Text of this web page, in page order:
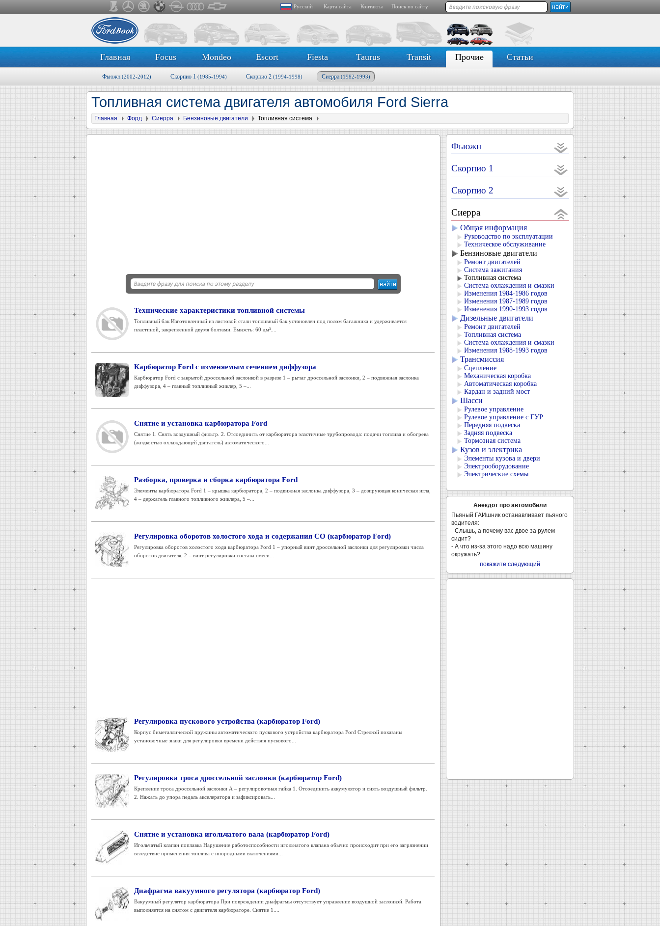
Русский Карта сайта Контакты Поиск по сайту
Главная Focus Mondeo Escort Fiesta Taurus Transit Прочие Статьи
Фьюжн (2002-2012) Скорпио 1 (1985-1994) Скорпио 2 (1994-1998) Сиерра (1982-1993)
Топливная система двигателя автомобиля Ford Sierra
Главная Форд Сиерра Бензиновые двигатели Топливная система
Технические характеристики топливной системы
Топливный бак Изготовленный из листовой стали топливный бак установлен под полом багажника и удерживается
пластиной, закрепленной двумя болтами. Емкость: 60 дм³....
Карбюратор Ford с изменяемым сечением диффузора
Карбюратор Ford с закрытой дроссельной заслонкой в разрезе 1 – рычаг дроссельной заслонки, 2 – подвижная заслонка
диффузора, 4 – главный топливный жиклер, 5 –...
Снятие и установка карбюратора Ford
Снятие 1. Снять воздушный фильтр. 2. Отсоединить от карбюратора эластичные трубопровода: подачи топлива и обогрева
(жидкостью охлаждающей двигатель) автоматического...
Разборка, проверка и сборка карбюратора Ford
Элементы карбюратора Ford 1 – крышка карбюратора, 2 – подвижная заслонка диффузора, 3 – дозирующая коническая игла,
4 – держатель главного топливного жиклера, 5 –...
Регулировка оборотов холостого хода и содержания СО (карбюратор Ford)
Регулировка оборотов холостого хода карбюратора Ford 1 – упорный винт дроссельной заслонки для регулировки числа
оборотов двигателя, 2 – винт регулировки состава смеси...
Регулировка пускового устройства (карбюратор Ford)
Корпус биметаллической пружины автоматического пускового устройства карбюратора Ford Стрелкой показаны
установочные знаки для регулировки времени действия пускового...
Регулировка троса дроссельной заслонки (карбюратор Ford)
Крепление троса дроссельной заслонки А – регулировочная гайка 1. Отсоединить аккумулятор и снять воздушный фильтр.
2. Нажать до упора педаль акселератора и зафиксировать...
Снятие и установка игольчатого вала (карбюратор Ford)
Игольчатый клапан поплавка Нарушение работоспособности игольчатого клапана обычно происходит при его загрязнении
вследствие применения топлива с инородными включениями...
Диафрагма вакуумного регулятора (карбюратор Ford)
Вакуумный регулятор карбюратора При повреждении диафрагмы отсутствует управление воздушной заслонкой. Работа
выполняется на снятом с двигателя карбюраторе. Снятие 1....
Фьюжн
Скорпио 1
Скорпио 2
Сиерра
Общая информация
Руководство по эксплуатации
Техническое обслуживание
Бензиновые двигатели
Ремонт двигателей
Система зажигания
Топливная система
Система охлаждения и смазки
Изменения 1984-1986 годов
Изменения 1987-1989 годов
Изменения 1990-1993 годов
Дизельные двигатели
Ремонт двигателей
Топливная система
Система охлаждения и смазки
Изменения 1988-1993 годов
Трансмиссия
Сцепление
Механическая коробка
Автоматическая коробка
Кардан и задний мост
Шасси
Рулевое управление
Рулевое управление с ГУР
Передняя подвеска
Задняя подвеска
Тормозная система
Кузов и электрика
Элементы кузова и двери
Электрооборудование
Электрические схемы
Анекдот про автомобили
Пьяный ГАИшник останавливает пьяного
водителя:
- Слышь, а почему вас двое за рулем
сидит?
- А что из-за этого надо всю машину
окружать?
покажите следующий